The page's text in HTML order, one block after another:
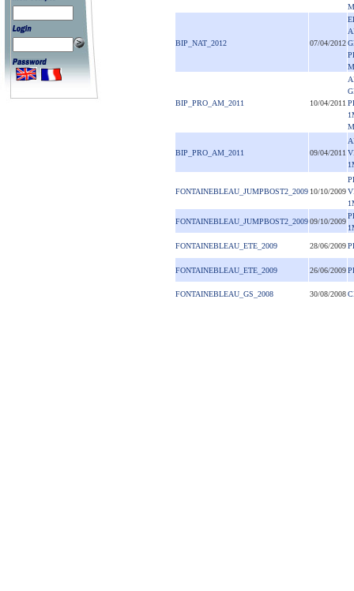
BIP_NAT_2012 07/04/2012
BIP_PRO_AM_2011 10/04/2011
BIP_PRO_AM_2011 09/04/2011
FONTAINEBLEAU_JUMPBOST2_2009 10/10/2009
FONTAINEBLEAU_JUMPBOST2_200909/10/2009
FONTAINEBLEAU_ETE_2009 28/06/2009
FONTAINEBLEAU_ETE_2009 26/06/2009
FONTAINEBLEAU_GS_2008 30/08/2008